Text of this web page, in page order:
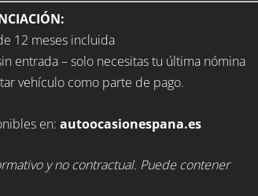
12 meses incluida
entrada – solo necesitas tu última nómina
vehículo como parte de pago.
en: autoocasionespana.es
y no contractual. Puede contener